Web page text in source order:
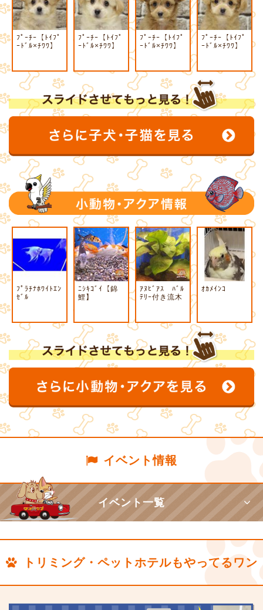
ﾌﾟｰﾁｰ【ﾄｲﾌﾟ
ｰﾄﾞﾙ×ﾁﾜﾜ】
ﾌﾟｰﾁｰ【ﾄｲﾌﾟ
ｰﾄﾞﾙ×ﾁﾜﾜ】
ﾌﾟｰﾁｰ【ﾄｲﾌﾟ
ｰﾄﾞﾙ×ﾁﾜﾜ】
ﾌﾟｰﾁｰ【ﾄｲﾌﾟ
ｰﾄﾞﾙ×ﾁﾜﾜ】
ﾌﾟﾗﾁﾅﾎﾜｲﾄｴﾝ
ｾﾞﾙ
ﾆｼｷｺﾞｲ【錦
鯉】
ｱﾇﾋﾞｱｽ ﾊﾞﾙ
ﾃﾘｰ付き流木
ｵｶﾒｲﾝｺ
イベント情報
イベント一覧
トリミング・ペットホテルもやってるワン